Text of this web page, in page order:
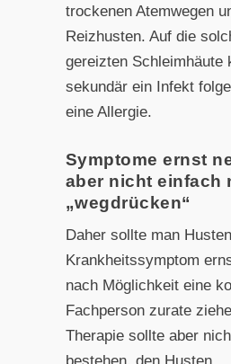
trockenen Atemwegen
Reizhusten. Auf die
gereizten Schleimhäute
sekundär ein Infekt
eine Allergie.
Symptome ernst
aber nicht einfach
„wegdrücken“
Daher sollte man
Krankheitssymptom
nach Möglichkeit eine
Fachperson zurate
Therapie sollte aber